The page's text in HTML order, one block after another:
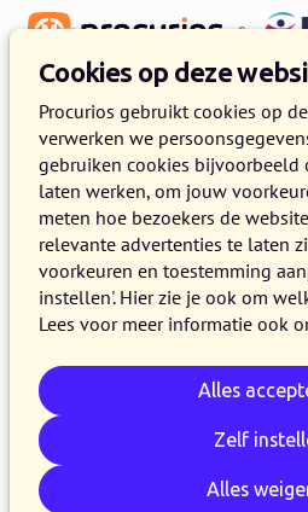
Cookies op deze
Procurios gebruikt cookies op
verwerken we
gebruiken cookies bijvoorbeeld
laten werken, om jouw
meten hoe bezoekers de
relevante advertenties te laten
voorkeuren en toestemming
instellen'. Hier zie je ook om
Lees voor meer informatie ook
Alles
Zelf
Alles
&
Ontvang het
je mail
Begin direct met lezen in
'Grenzeloos verbinden' en
communities mensen
Met verhalen van onder meer: